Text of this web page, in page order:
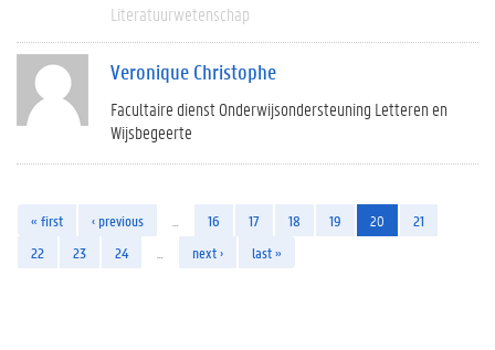
Literatuurwetenschap
Veronique Christophe
Facultaire dienst Onderwijsondersteuning Letteren en
Wijsbegeerte
« first ‹ previous 16 17 18 19 20
21
22
23 24 next › last »